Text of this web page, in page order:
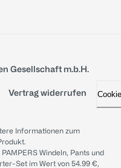
Gesellschaft m.b.H.
Vertrag widerrufen
Informationen zum
Windeln, Pants und
Set im Wert von 54.99 €,